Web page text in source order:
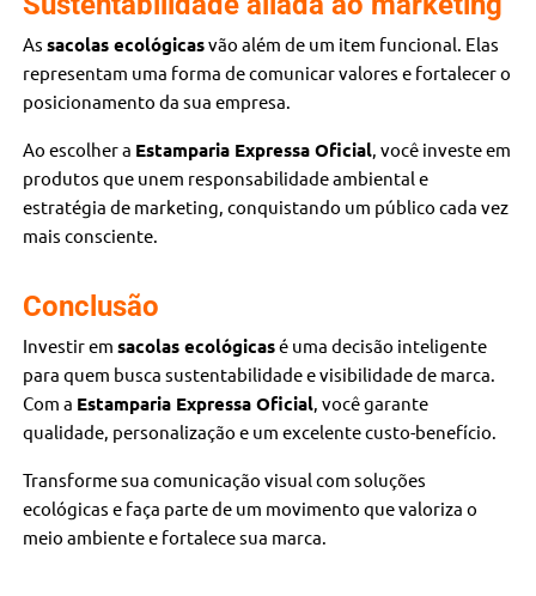
Assacolas ecológicasvão além de um item funcional. Elas
representam uma forma de comunicar valores e fortalecer o
posicionamento da sua empresa.
Ao escolher a Estamparia Expressa Oficial, você investe em
produtos que unem responsabilidade ambiental e
estratégia de marketing, conquistando um público cada vez
mais consciente.
Conclusão
Investir emsacolas ecológicasé uma decisão inteligente
para quem busca sustentabilidade e visibilidade de marca.
Com a Estamparia Expressa Oficial, você garante
qualidade, personalização e um excelente custo-benefício.
Transforme sua comunicação visual com soluções
ecológicas e faça parte de um movimento que valoriza o
meio ambiente e fortalece sua marca.